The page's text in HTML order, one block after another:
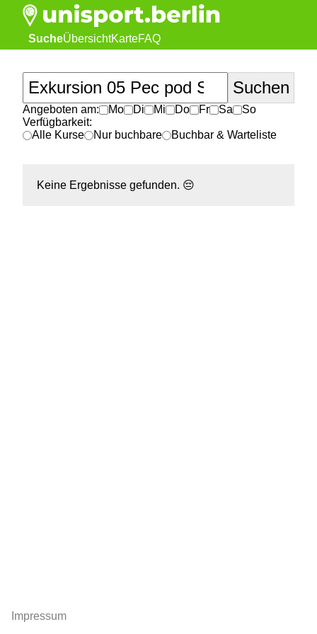
SucheÜbersichtKarteFAQ
Angeboten am: Mo Di Mi Do Fr Sa
So
Verfügbarkeit:
Alle Kurse
Nur buchbare Buchbar & Warteliste
Keine Ergebnisse gefunden. 😔
Impressum